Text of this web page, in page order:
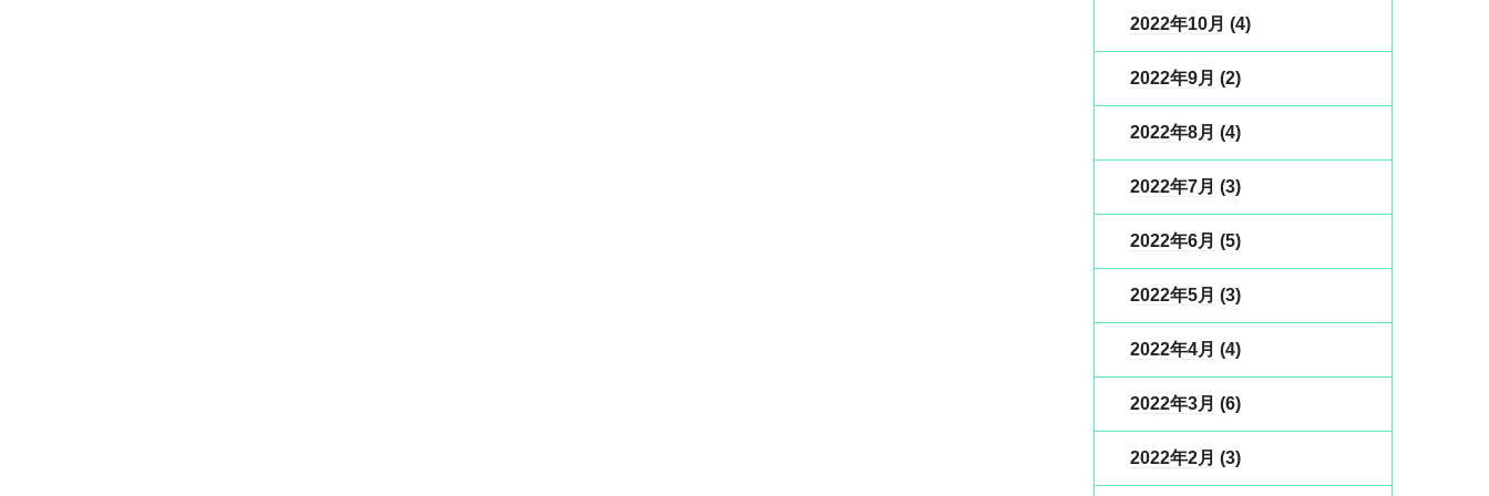
2022年10月 (4)
2022年9月 (2)
2022年8月 (4)
2022年7月 (3)
2022年6月 (5)
2022年5月 (3)
2022年4月 (4)
2022年3月 (6)
2022年2月 (3)